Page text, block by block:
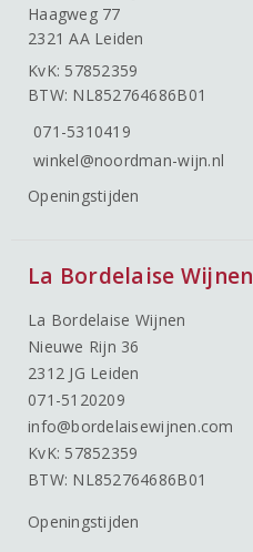
Haagweg 77
2321 AA Leiden
KvK: 57852359
BTW: NL852764686B01
071-5310419
winkel@noordman-wijn.nl
Openingstijden
La Bordelaise Wijnen
La Bordelaise Wijnen
Nieuwe Rijn 36
2312 JG Leiden
071-5120209
info@bordelaisewijnen.com
KvK: 57852359
BTW: NL852764686B01
Openingstijden